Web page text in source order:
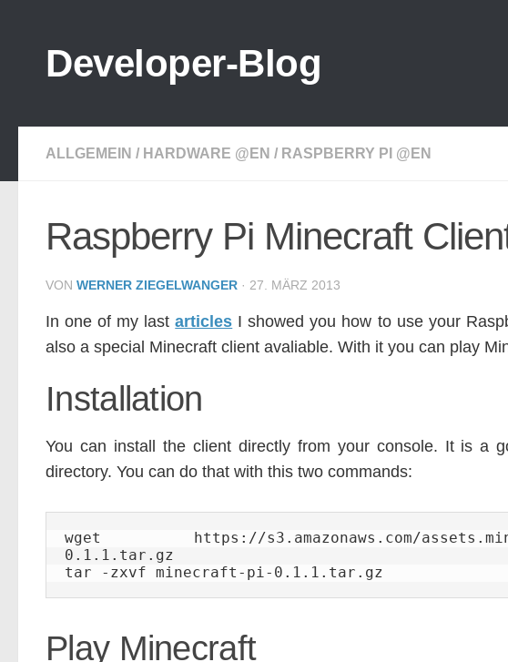
Developer-Blog
ALLGEMEIN / HARDWARE @EN / RASPBERRY PI @EN
Raspberry Pi Minecraft
VON WERNER ZIEGELWANGER · 27. MÄRZ 2013
In one of my lastarticles I showed you how to use your
also a special Minecraft client avaliable. With it you can play
Installation
You can install the client directly from your console. It is a
directory. You can do that with this two commands:
wget https://s3.amazonaws.com/
0.1.1.tar.gz
tar -zxvf minecraft-pi-0.1.1.tar.gz
Play Minecraft